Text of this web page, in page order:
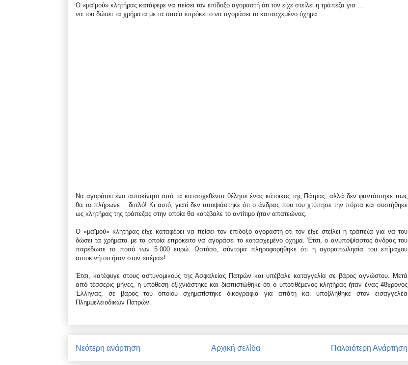
Ο «μαϊμού» κλητήρας κατάφερε να πείσει τον επίδοξο αγοραστή ότι τον είχε στείλει η τράπεζα για ...
να του δώσει τα χρήματα με τα οποία επρόκειτο να αγοράσει το κατασχεμένο όχημα
Να αγοράσει ένα αυτοκίνητο από τα κατασχεθέντα θέλησε ένας κάτοικος της Πάτρας, αλλά δεν φαντάστηκε πως
θα το πλήρωνε… διπλό! Κι αυτό, γιατί δεν υποψιάστηκε ότι ο άνδρας που του χτύπησε την πόρτα και συστήθηκε
ως κλητήρας της τράπεζας στην οποία θα κατέβαλε το αντίτιμο ήταν απατεώνας.
Ο «μαϊμού» κλητήρας είχε καταφέρει να πείσει τον επίδοξο αγοραστή ότι τον είχε στείλει η τράπεζα για να του
δώσει τα χρήματα με τα οποία επρόκειτο να αγοράσει το κατασχεμένο όχημα. Έτσι, ο ανυποψίαστος άνδρας του
παρέδωσε το ποσό των 5.000 ευρώ. Ωστόσο, σύντομα πληροφορήθηκε ότι η αγοραπωλησία του επίμαχου
αυτοκινήτου ήταν στον «αέρα»!
Έτσι, κατέφυγε στους αστυνομικούς της Ασφαλείας Πατρών και υπέβαλε καταγγελία σε βάρος αγνώστου. Μετά
από τέσσερις μήνες, η υπόθεση εξιχνιάστηκε και διαπιστώθηκε ότι ο υποτιθέμενος κλητήρας ήταν ένας 48χρονος
Έλληνας, σε βάρος του οποίου σχηματίστηκε δικογραφία για απάτη και υποβλήθηκε στον εισαγγελέα
Πλημμελειοδικών Πατρών.
Νεότερη ανάρτηση Παλαιότερη Ανάρτηση
Αρχική σελίδα